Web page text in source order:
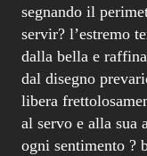
segnando il
servir? l’estremo
dalla bella e
dal disegno
libera
al servo e alla sua
ogni sentimento ?